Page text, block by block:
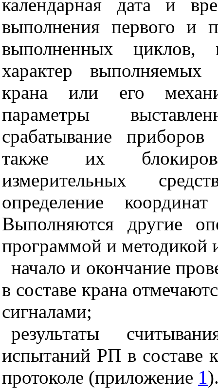
календарная дата и
выполнения первого и
выполненных циклов,
характер
крана или его
параметры
срабатывание
также их
измерительных
определение
Выполняются другие
программой и методикой
начало и окончание
в составе крана
сигналами;
результаты
испытаний РП в составе
протоколе (приложение 1